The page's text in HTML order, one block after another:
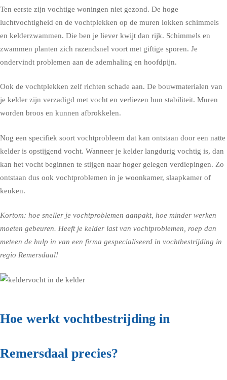
Ten eerste zijn vochtige woningen niet gezond. De hoge
luchtvochtigheid en de vochtplekken op de muren lokken schimmels
en kelderzwammen. Die ben je liever kwijt dan rijk. Schimmels en
zwammen planten zich razendsnel voort met giftige sporen. Je
ondervindt problemen aan de ademhaling en hoofdpijn.
Ook de vochtplekken zelf richten schade aan. De bouwmaterialen van
je kelder zijn verzadigd met vocht en verliezen hun stabiliteit. Muren
worden broos en kunnen afbrokkelen.
Nog een specifiek soort vochtprobleem dat kan ontstaan door een natte
kelder is opstijgend vocht. Wanneer je kelder langdurig vochtig is, dan
kan het vocht beginnen te stijgen naar hoger gelegen verdiepingen. Zo
ontstaan dus ook vochtproblemen in je woonkamer, slaapkamer of
keuken.
Kortom: hoe sneller je vochtproblemen aanpakt, hoe minder werken
moeten gebeuren. Heeft je kelder last van vochtproblemen, roep dan
meteen de hulp in van een firma gespecialiseerd in vochtbestrijding in
regio Remersdaal!
Hoe werkt vochtbestrijding in
Remersdaal precies?